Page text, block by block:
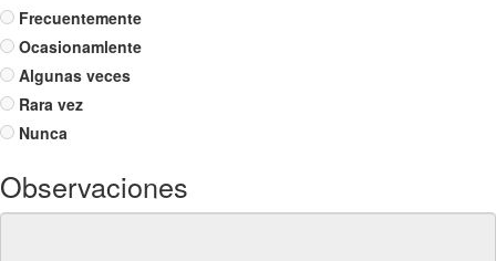
Frecuentemente
Ocasionamlente
Algunas veces
Rara vez
Nunca
Observaciones